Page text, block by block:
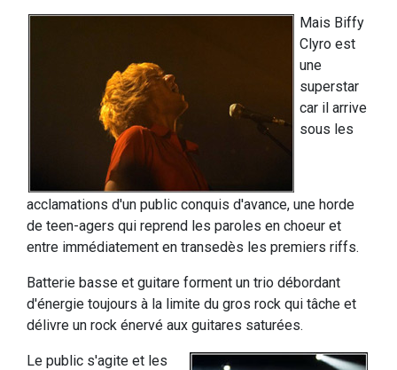
Mais Biffy
Clyro est
une
superstar
car il arrive
sous les
acclamations d'un public conquis d'avance, une horde
de teen-agers qui reprend les paroles en choeur et
entre immédiatement en transedès les premiers riffs.
Batterie basse et guitare forment un trio débordant
d'énergie toujours à la limite du gros rock qui tâche et
délivre un rock énervé aux guitares saturées.
Le public s'agite et les